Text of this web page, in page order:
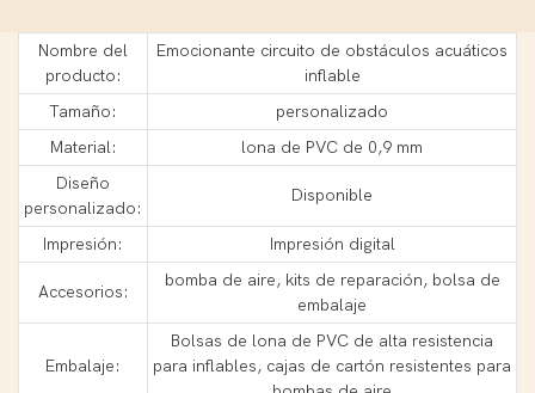
Nombre del
producto:
Emocionante circuito de obstáculos acuáticos
inflable
Tamaño:
personalizado
Material:
lona de PVC de 0,9 mm
Diseño
personalizado:
Disponible
Impresión: Impresión digital
Accesorios:
bomba de aire, kits de reparación, bolsa de
embalaje
Embalaje:
Bolsas de lona de PVC de alta resistencia
para inflables, cajas de cartón resistentes para